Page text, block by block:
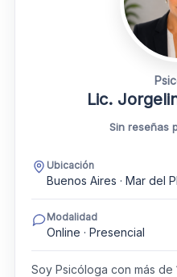
Lic.
Sin reseñas
Ubicación
Buenos Aires · Mar del
Modalidad
Online · Presencial
Soy Psicóloga con más